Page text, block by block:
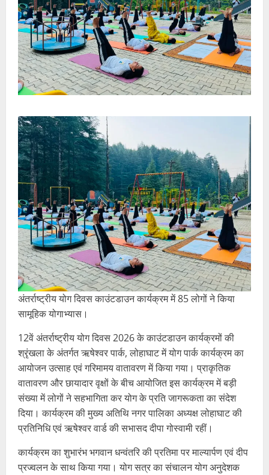
अंतर्राष्ट्रीय योग दिवस काउंटडाउन कार्यक्रम में 85 लोगों ने किया
सामूहिक योगाभ्यास।
12वें अंतर्राष्ट्रीय योग दिवस 2026 के काउंटडाउन कार्यक्रमों की
श्रृंखला के अंतर्गत ऋषेश्वर पार्क, लोहाघाट में योग पार्क कार्यक्रम का
आयोजन उत्साह एवं गरिमामय वातावरण में किया गया। प्राकृतिक
वातावरण और छायादार वृक्षों के बीच आयोजित इस कार्यक्रम में बड़ी
संख्या में लोगों ने सहभागिता कर योग के प्रति जागरूकता का संदेश
दिया। कार्यक्रम की मुख्य अतिथि नगर पालिका अध्यक्ष लोहाघाट की
प्रतिनिधि एवं ऋषेश्वर वार्ड की सभासद दीपा गोस्वामी रहीं।
कार्यक्रम का शुभारंभ भगवान धन्वंतरि की प्रतिमा पर माल्यार्पण एवं दीप
प्रज्वलन के साथ किया गया। योग सत्र का संचालन योग अनुदेशक